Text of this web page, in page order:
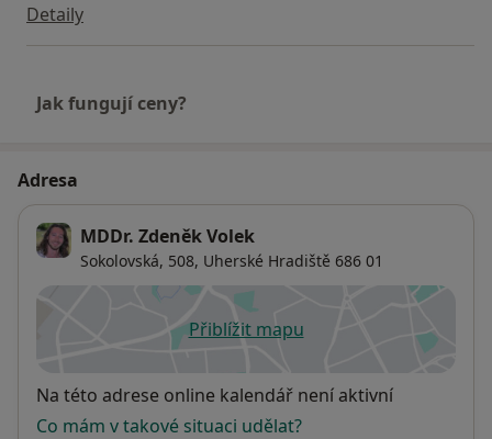
Detaily
Jak fungují ceny?
Adresa
MDDr. Zdeněk Volek
Sokolovská, 508, Uherské Hradiště 686 01
Přiblížit mapuse otevře v nové záložce
Dostupnost
Na této adrese online kalendář není aktivní
Co mám v takové situaci udělat?